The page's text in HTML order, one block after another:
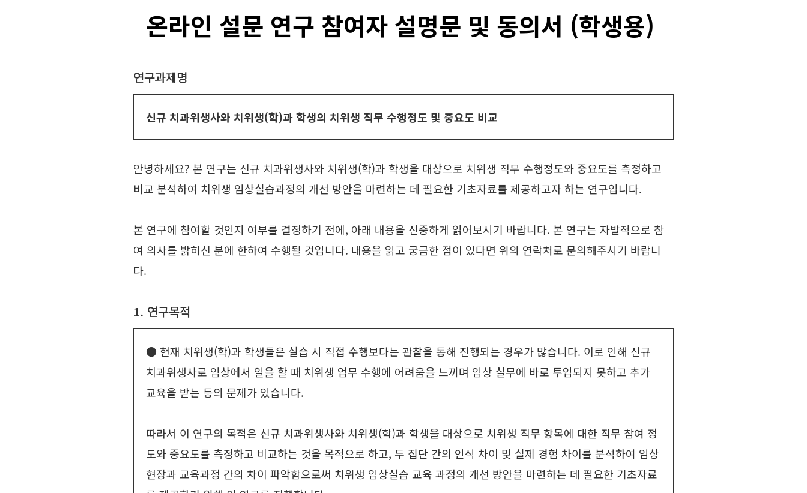
온라인 설문 연구 참여자 설명문 및 동의서 (학생용)
연구과제명
신규 치과위생사와 치위생(학)과 학생의 치위생 직무 수행정도 및 중요도 비교
안녕하세요? 본 연구는 신규 치과위생사와 치위생(학)과 학생을 대상으로 치위생 직무 수행정도와 중요도를 측정하고
비교 분석하여 치위생 임상실습과정의 개선 방안을 마련하는 데 필요한 기초자료를 제공하고자 하는 연구입니다.
본 연구에 참여할 것인지 여부를 결정하기 전에, 아래 내용을 신중하게 읽어보시기 바랍니다. 본 연구는 자발적으로 참
여 의사를 밝히신 분에 한하여 수행될 것입니다. 내용을 읽고 궁금한 점이 있다면 위의 연락처로 문의해주시기 바랍니
다.
1. 연구목적
● 현재 치위생(학)과 학생들은 실습 시 직접 수행보다는 관찰을 통해 진행되는 경우가 많습니다. 이로 인해 신규
치과위생사로 임상에서 일을 할 때 치위생 업무 수행에 어려움을 느끼며 임상 실무에 바로 투입되지 못하고 추가
교육을 받는 등의 문제가 있습니다.
따라서 이 연구의 목적은 신규 치과위생사와 치위생(학)과 학생을 대상으로 치위생 직무 항목에 대한 직무 참여 정
도와 중요도를 측정하고 비교하는 것을 목적으로 하고, 두 집단 간의 인식 차이 및 실제 경험 차이를 분석하여 임상
현장과 교육과정 간의 차이 파악함으로써 치위생 임상실습 교육 과정의 개선 방안을 마련하는 데 필요한 기초자료